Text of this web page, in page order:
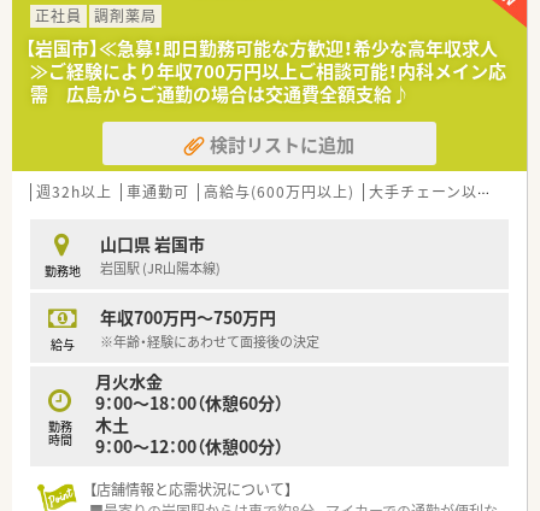
【募集背景と求める人物像について】
■組織の若返りや体制強化を見据えた定期採用を行っており、即
戦力の方はもちろん、人柄を重視した積極的な採用を検討してい
ます。
■周囲のスタッフと円滑に連携を取りながら、困った時には互い
に助け合える協調性をお持ちの方を、急募としてお迎えしたい考
■年齢に関わらず幅広い層の薬剤師さんを募集しており、患者様
や地域の方々に明るく丁寧な対応ができる方を求めていらっし
【法人特徴について】
■山口県岩国市内に計2店舗を展開しており、地域に密着した運
です。
■各店舗が車で5分圏内という非常に近い距離に集まっているた
ります。
■社員同士の協調性を何よりも大切にしており、代表の家族も事
務ラウンダーとして現場を支えるなど、アットホームな社風が特
徴です。
正社員
調剤薬局
【岩国市】≪急募！即日勤務可能な方歓迎！希少な高年収求人
≫ご経験により年収700万円以上ご相談可能！内科メイン応
需 広島からご通勤の場合は交通費全額支給♪
検討リストに追加
週32h以上 車通勤可 高給与(600万円以上) 大手チェーン以外
勤務地
山口県 岩国市
岩国駅 (JR山陽本線)
給与
年収700万円～750万円
※年齢・経験にあわせて面接後の決定
勤務
時間
月火水金
9：00～18：00（休憩60分）
木土
9：00～12：00（休憩00分）
【店舗情報と応需状況について】